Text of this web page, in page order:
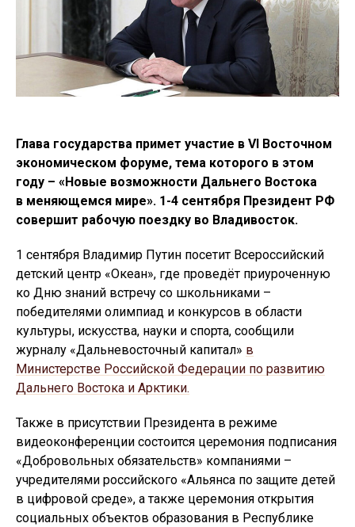
Глава государства примет участие в VI Восточном
экономическом форуме, тема которого в этом
году – «Новые возможности Дальнего Востока
в меняющемся мире». 1-4 сентября Президент РФ
совершит рабочую поездку во Владивосток.
1 сентября Владимир Путин посетит Всероссийский
детский центр «Океан», где проведёт приуроченную
ко Дню знаний встречу со школьниками –
победителями олимпиад и конкурсов в области
культуры, искусства, науки и спорта, сообщили
журналу «Дальневосточный капитал» в
Министерстве Российской Федерации по развитию
Дальнего Востока и Арктики.
Также в присутствии Президента в режиме
видеоконференции состоится церемония подписания
«Добровольных обязательств» компаниями –
учредителями российского «Альянса по защите детей
в цифровой среде», а также церемония открытия
социальных объектов образования в Республике